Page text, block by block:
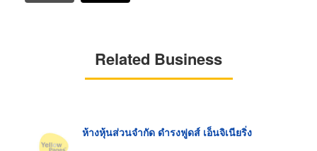
Related Business
ห้างหุ้นส่วนจำกัด ดำรงฟูดส์ เอ็นจิเนียริ่ง